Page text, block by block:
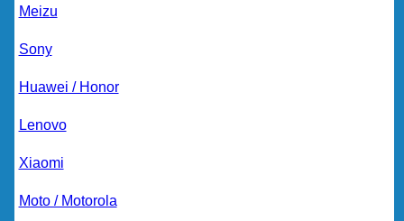
Meizu
Sony
Huawei / Honor
Lenovo
Xiaomi
Moto / Motorola